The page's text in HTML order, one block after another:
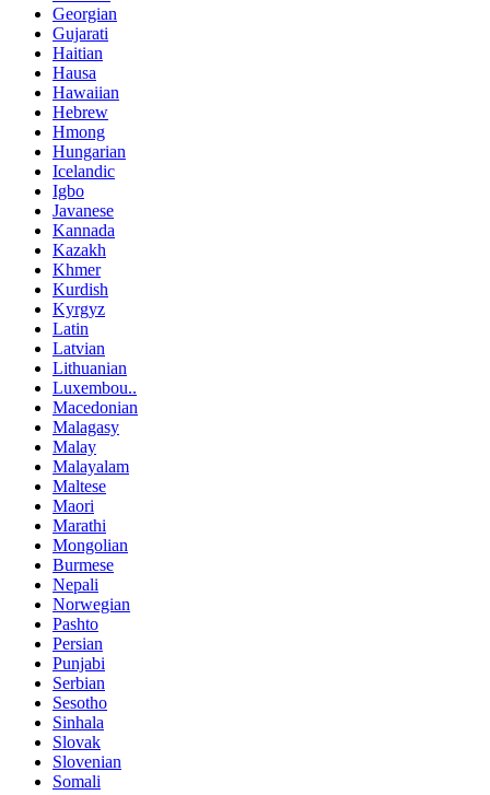
Georgian
Gujarati
Haitian
Hausa
Hawaiian
Hebrew
Hmong
Hungarian
Icelandic
Igbo
Javanese
Kannada
Kazakh
Khmer
Kurdish
Kyrgyz
Latin
Latvian
Lithuanian
Luxembou..
Macedonian
Malagasy
Malay
Malayalam
Maltese
Maori
Marathi
Mongolian
Burmese
Nepali
Norwegian
Pashto
Persian
Punjabi
Serbian
Sesotho
Sinhala
Slovak
Slovenian
Somali